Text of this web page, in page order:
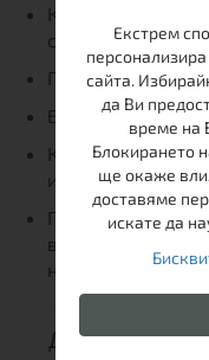
Компактност:
си джоб.
Практичност:
Екологичност:
Кройка: Вталена
и
Подходящо за:
всякакви аутдор
надеждна
ДОСТАВКА
Екстрем
сайта.
да Ви
време на
Блокирането
ще окаже
доставяме
искате да